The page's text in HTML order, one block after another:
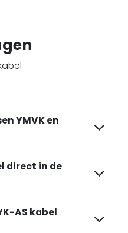
YMVK en
direct in de
AS kabel